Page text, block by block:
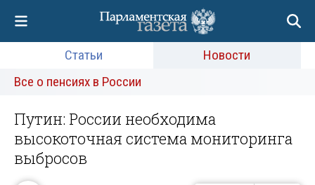
Статьи
Новости
Все о пенсиях в России
Путин: России необходима
высокоточная система мониторинга
выбросов